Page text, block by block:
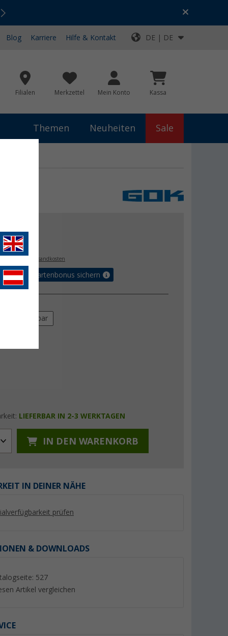
Top-Deals für dein Abenteuer!
Blog Karriere Hilfe & Kontakt DE | DE
Filialen Merkzettel Mein Konto Kassa
Themen Neuheiten Sale
€
zzgl. Versandkosten
Vorteilskartenbonus sichern
30 mbar
LIEFERBAR IN 2-3 WERKTAGEN
IN DEN WARENKORB
IN DEINER NÄHE
prüfen
& DOWNLOADS
527
Artikel vergleichen
Truma DuoControl CS